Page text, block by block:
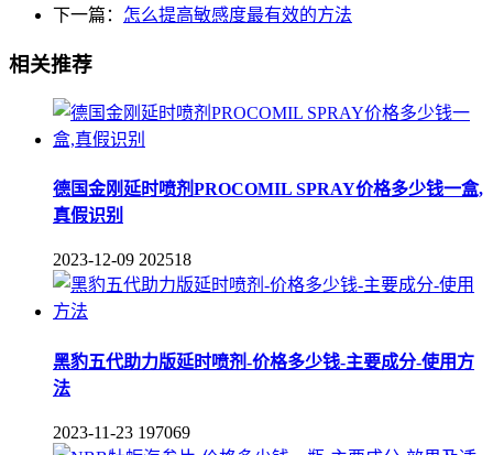
下一篇： 怎么提高敏感度最有效的方法
相关推荐
德国金刚延时喷剂PROCOMIL SPRAY价格多少钱一盒,
真假识别
2023-12-09 202518
黑豹五代助力版延时喷剂-价格多少钱-主要成分-使用方
法
2023-11-23 197069